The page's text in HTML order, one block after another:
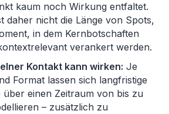
kaum noch Wirkung entfaltet.
daher nicht die Länge von Spots,
in dem Kernbotschaften
verankert werden.
Kontakt kann wirken: Je
Format lassen sich langfristige
über einen Zeitraum von bis zu
– zusätzlich zu